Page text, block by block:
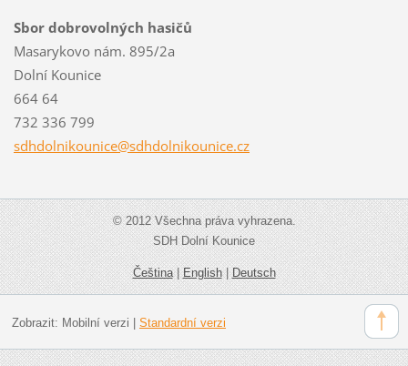
Sbor dobrovolných hasičů
Masarykovo nám. 895/2a
Dolní Kounice
664 64
732 336 799
sdhdolnikounice@sdhdolnikounice.cz
© 2012 Všechna práva vyhrazena.
SDH Dolní Kounice
Čeština|English|Deutsch
Zobrazit: Mobilní verzi Standardní verzi